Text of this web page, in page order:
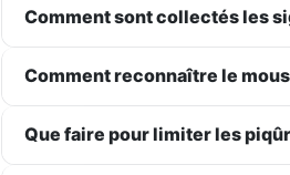
Comment sont collectés les
Comment reconnaître le
Que faire pour limiter les